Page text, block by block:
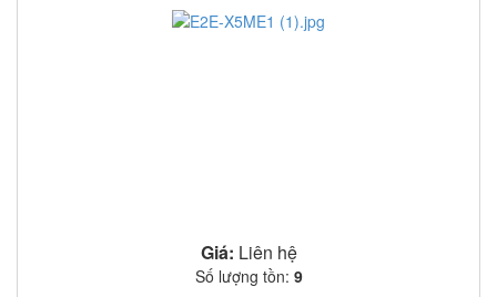
Giá: Liên hệ
Số lượng tồn: 9